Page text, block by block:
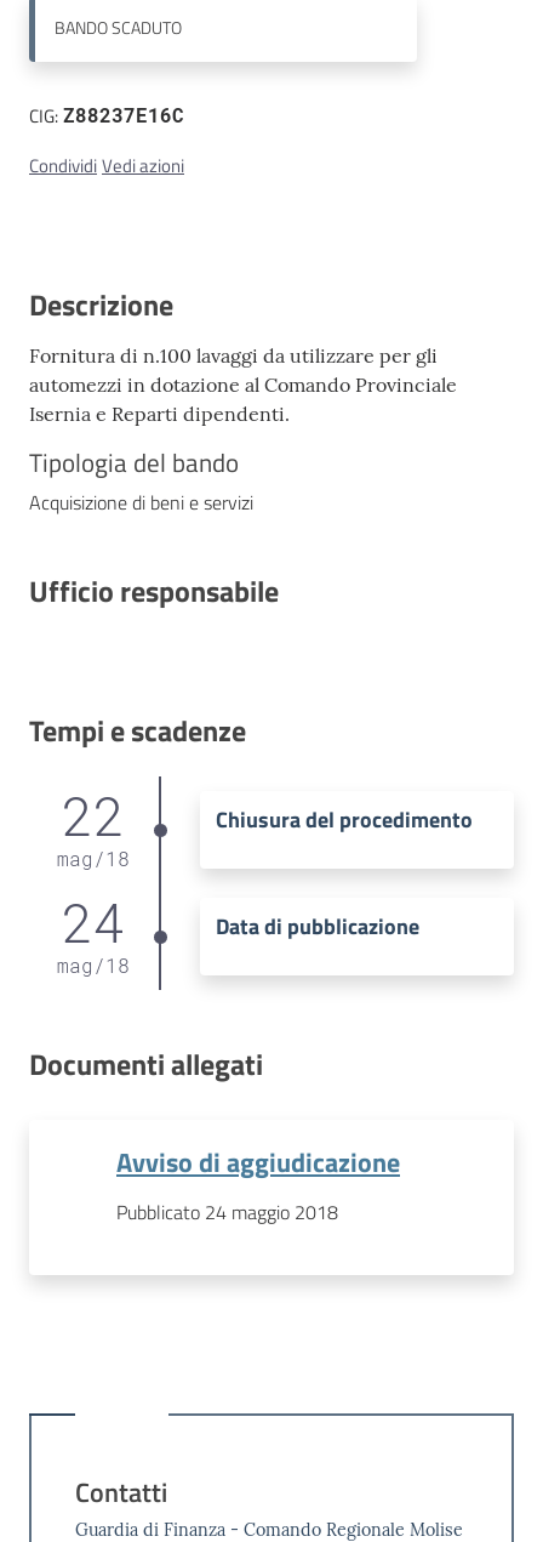
BANDOSCADUTO
CIG:Z88237E16C
CondividiVedi azioni
Descrizione
Fornitura di n.100 lavaggi da utilizzare per gli
automezzi in dotazione al Comando Provinciale
Isernia e Reparti dipendenti.
Tipologia del bando
Acquisizione di beni e servizi
Ufficio responsabile
Tempi e scadenze
22
mag /18
Chiusura del procedimento
24
mag /18
Data di pubblicazione
Documenti allegati
Avviso di aggiudicazione
Pubblicato 24 maggio 2018
Contatti
Guardia di Finanza - Comando Regionale Molise